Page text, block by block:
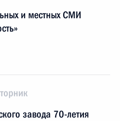
и местных СМИ
завода 70-летия